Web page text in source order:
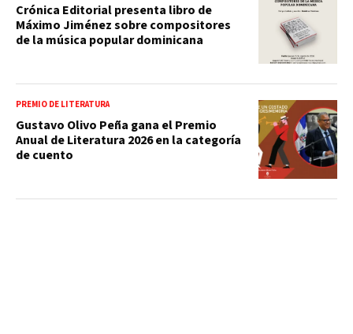
Crónica Editorial presenta libro de
Máximo Jiménez sobre compositores
de la música popular dominicana
PREMIO DE LITERATURA
Gustavo Olivo Peña gana el Premio
Anual de Literatura 2026 en la categoría
de cuento